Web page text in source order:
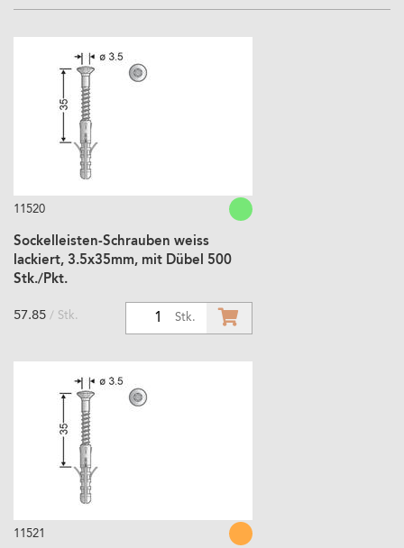
11520
Sockelleisten-Schrauben weiss
lackiert, 3.5x35mm, mit Dübel 500
Stk./Pkt.
Stk.
57.85 / Stk.
11521